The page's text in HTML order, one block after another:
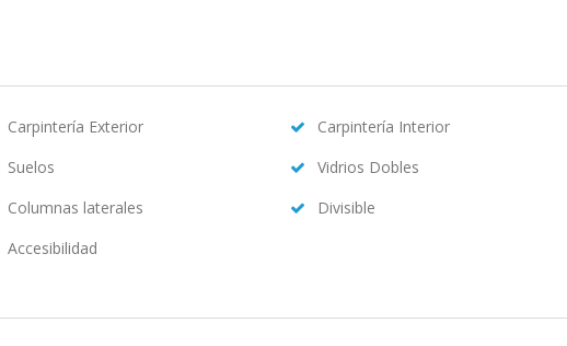
Carpintería Exterior
Carpintería Interior
Suelos
Vidrios Dobles
Columnas laterales
Divisible
Accesibilidad